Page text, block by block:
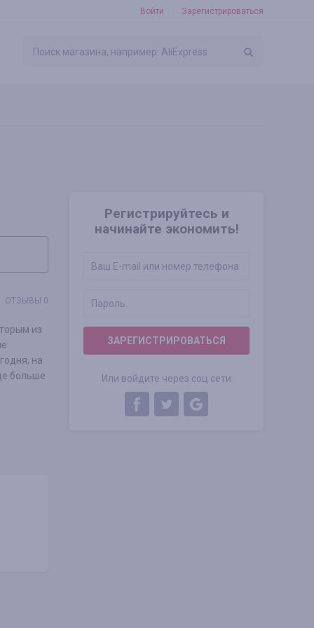
Войти Зарегистрироваться
Регистрируйтесь и
начинайте экономить!
ЗАРЕГИСТРИРОВАТЬСЯ
Или войдите через соц сети
ОТЗЫВЫ 0
из
на
больше